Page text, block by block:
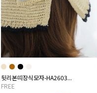
뒷리본띠장식모자-HA2603...
FREE